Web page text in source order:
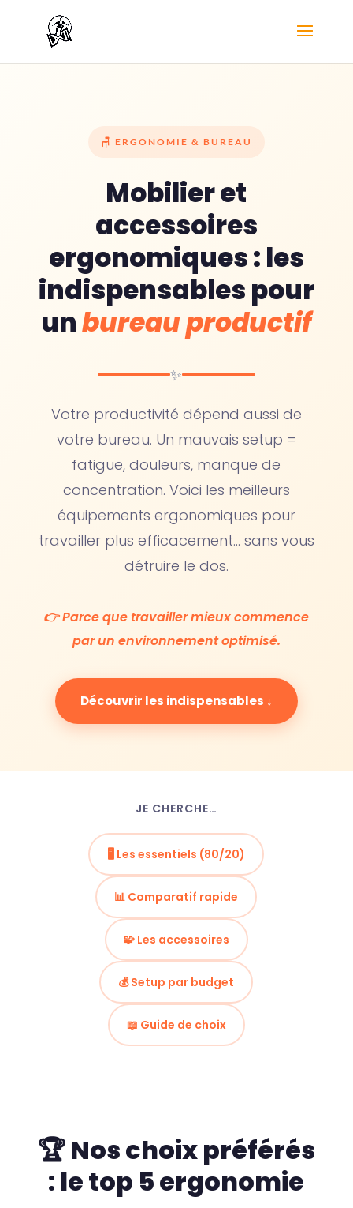
🪑 ERGONOMIE & BUREAU
Mobilier et
accessoires
ergonomiques : les
indispensables pour
unbureau productif
✨
Votre productivité dépend aussi de
votre bureau. Un mauvais setup =
fatigue, douleurs, manque de
concentration. Voici les meilleurs
équipements ergonomiques pour
travailler plus efficacement… sans vous
détruire le dos.
👉 Parce que travailler mieux commence
par un environnement optimisé.
Découvrir les indispensables ↓
JE CHERCHE…
🖥️ Les essentiels (80/20)
📊 Comparatif rapide
🧩 Les accessoires
💰 Setup par budget
📖 Guide de choix
🏆 Nos choix préférés
: le top 5 ergonomie